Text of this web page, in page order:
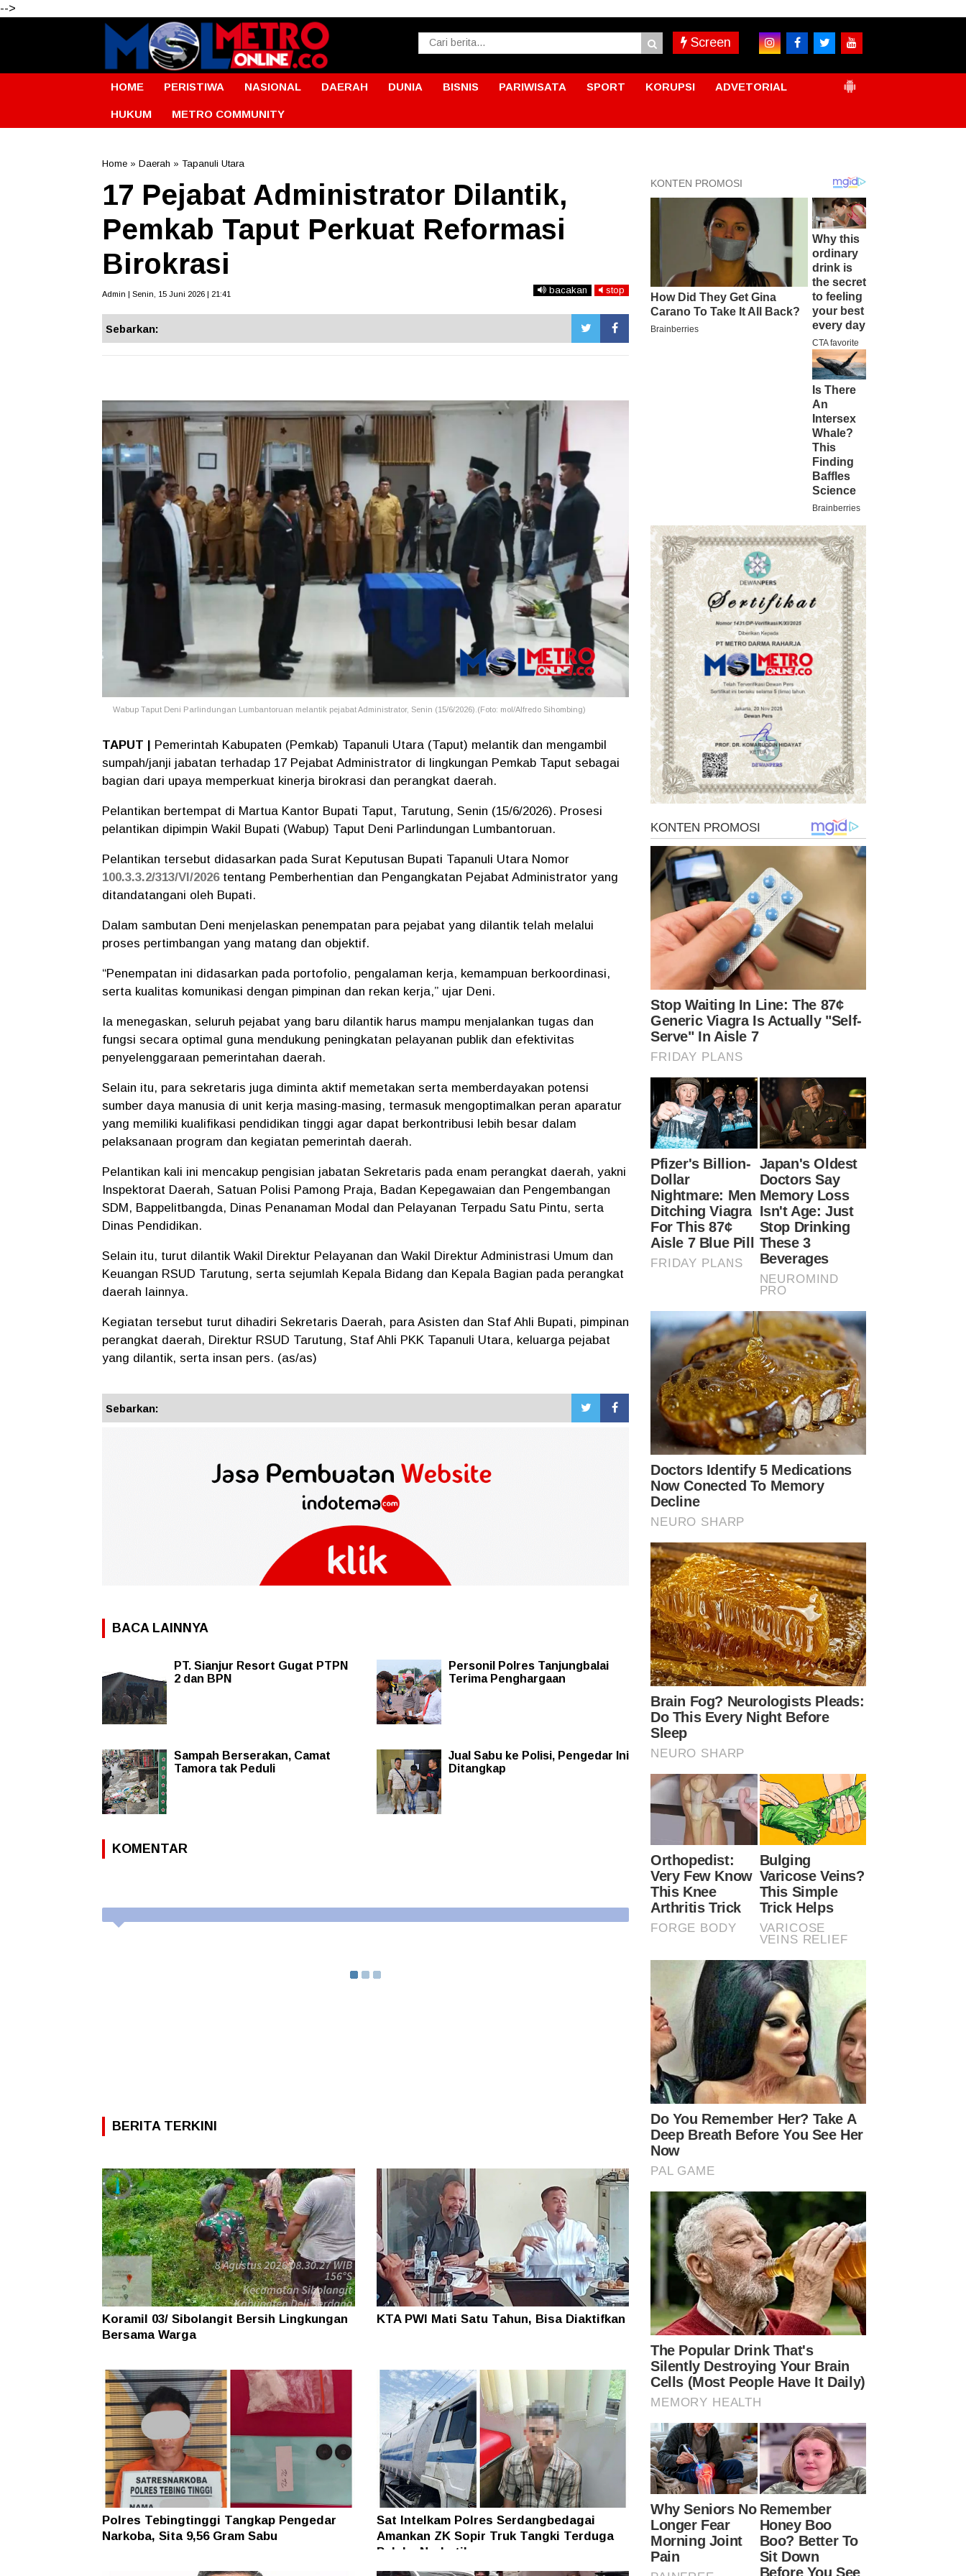
-->
Screen
HOME PERISTIWA NASIONAL DAERAH DUNIA BISNIS PARIWISATA SPORT KORUPSI ADVETORIAL
HUKUM METRO COMMUNITY
Home » Daerah » Tapanuli Utara
17 Pejabat Administrator Dilantik,
Pemkab Taput Perkuat Reformasi
Birokrasi
Admin | Senin, 15 Juni 2026 | 21:41 bacakan stop
Sebarkan:
Wabup Taput Deni Parlindungan Lumbantoruan melantik pejabat Administrator, Senin (15/6/2026).(Foto: mol/Alfredo Sihombing)
TAPUT |
Pemerintah Kabupaten (Pemkab) Tapanuli Utara (Taput) melantik dan mengambil
sumpah/janji jabatan terhadap 17 Pejabat Administrator di lingkungan Pemkab Taput sebagai
bagian dari upaya memperkuat kinerja birokrasi dan perangkat daerah.
Pelantikan bertempat di Martua Kantor Bupati Taput, Tarutung, Senin (15/6/2026). Prosesi
pelantikan dipimpin Wakil Bupati (Wabup) Taput Deni Parlindungan Lumbantoruan.
Pelantikan tersebut didasarkan pada Surat Keputusan Bupati Tapanuli Utara Nomor
100.3.3.2/313/VI/2026tentang Pemberhentian dan Pengangkatan Pejabat Administrator yang
ditandatangani oleh Bupati.
Dalam sambutan Deni menjelaskan penempatan para pejabat yang dilantik telah melalui
proses pertimbangan yang matang dan objektif.
“Penempatan ini didasarkan pada portofolio, pengalaman kerja, kemampuan berkoordinasi,
serta kualitas komunikasi dengan pimpinan dan rekan kerja,” ujar Deni.
Ia menegaskan, seluruh pejabat yang baru dilantik harus mampu menjalankan tugas dan
fungsi secara optimal guna mendukung peningkatan pelayanan publik dan efektivitas
penyelenggaraan pemerintahan daerah.
Selain itu, para sekretaris juga diminta aktif memetakan serta memberdayakan potensi
sumber daya manusia di unit kerja masing-masing, termasuk mengoptimalkan peran aparatur
yang memiliki kualifikasi pendidikan tinggi agar dapat berkontribusi lebih besar dalam
pelaksanaan program dan kegiatan pemerintah daerah.
Pelantikan kali ini mencakup pengisian jabatan Sekretaris pada enam perangkat daerah, yakni
Inspektorat Daerah, Satuan Polisi Pamong Praja, Badan Kepegawaian dan Pengembangan
SDM, Bappelitbangda, Dinas Penanaman Modal dan Pelayanan Terpadu Satu Pintu, serta
Dinas Pendidikan.
Selain itu, turut dilantik Wakil Direktur Pelayanan dan Wakil Direktur Administrasi Umum dan
Keuangan RSUD Tarutung, serta sejumlah Kepala Bidang dan Kepala Bagian pada perangkat
daerah lainnya.
Kegiatan tersebut turut dihadiri Sekretaris Daerah, para Asisten dan Staf Ahli Bupati, pimpinan
perangkat daerah, Direktur RSUD Tarutung, Staf Ahli PKK Tapanuli Utara, keluarga pejabat
yang dilantik, serta insan pers. (as/as)
Sebarkan:
BACA LAINNYA
PT. Sianjur Resort Gugat PTPN
2 dan BPN
Personil Polres Tanjungbalai
Terima Penghargaan
Sampah Berserakan, Camat
Tamora tak Peduli
Jual Sabu ke Polisi, Pengedar Ini
Ditangkap
KOMENTAR
BERITA TERKINI
Koramil 03/ Sibolangit Bersih Lingkungan
Bersama Warga
KTA PWI Mati Satu Tahun, Bisa Diaktifkan
Polres Tebingtinggi Tangkap Pengedar
Narkoba, Sita 9,56 Gram Sabu
Sat Intelkam Polres Serdangbedagai
Amankan ZK Sopir Truk Tangki Terduga
Pelaku Narkotika